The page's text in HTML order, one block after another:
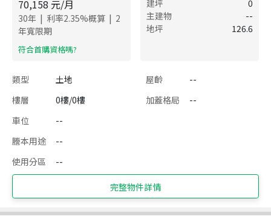
70,158 元/月
30年 | 利率2.35%概算 | 2
年寬限期
​符合首購資格嗎?
建坪
0
主建物
--
地坪
126.6
類型 土地 屋齡
--
樓層
0樓/0樓 加蓋格局
--
車位
--
謄本用途
--
使用分區
--
完整物件詳情